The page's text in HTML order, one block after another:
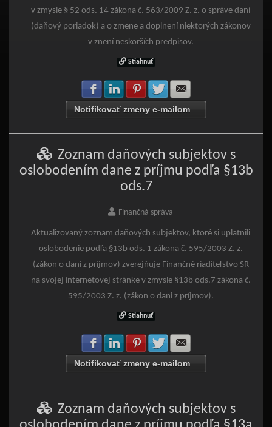
v zmysle § 52 ods. 14 zákona č. 563/2009 Z. z. o správe daní
(daňový poriadok) a o zmene a doplnení niektorých zákonov
v znení neskorších predpisov.
Stiahnuť
Zdielať na Facebook
Zdielať na LinkedIn
Zdielať na Pinterest
Zdielať na Twitter
Notifikovať zmeny e-mailom
Zoznam daňových subjektov s
oslobodením dane z príjmu podľa §13b
ods.7
Finančná správa
Aktualizovaný zoznam daňových subjektov, ktoré si uplatnili
oslobodenie podľa §13b ods. 1 zákona č. 595/2003 Z. z.
(zákon o dani z príjmov) zverejňuje Finančné riaditeľstvo SR
na svojej internetovej stránke v zmysle §13b ods.7 zákona č.
595/2003 Z. z. (zákon o dani z príjmov).
Stiahnuť
Zdielať na Facebook
Zdielať na LinkedIn
Zdielať na Pinterest
Zdielať na Twitter
Notifikovať zmeny e-mailom
Zoznam daňových subjektov s